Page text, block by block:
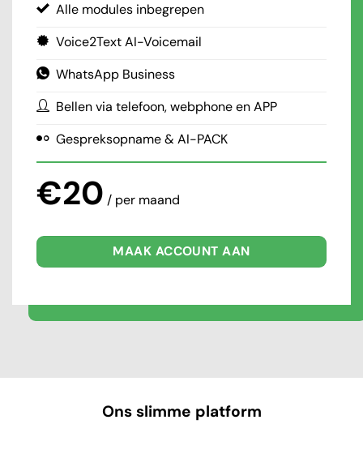
Alle modules inbegrepen
Voice2Text AI-Voicemail
WhatsApp Business
Bellen via telefoon, webphone en APP
Gespreksopname & AI-PACK
€20 / per maand
MAAK ACCOUNT AAN
Ons slimme platform